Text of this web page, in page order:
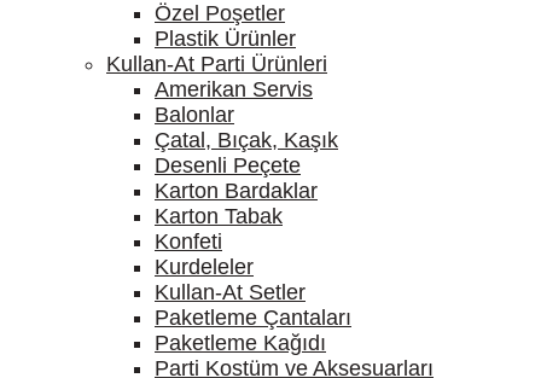
Özel Poşetler
Plastik Ürünler
Kullan-At Parti Ürünleri
Amerikan Servis
Balonlar
Çatal, Bıçak, Kaşık
Desenli Peçete
Karton Bardaklar
Karton Tabak
Konfeti
Kurdeleler
Kullan-At Setler
Paketleme Çantaları
Paketleme Kağıdı
Parti Kostüm ve Aksesuarları